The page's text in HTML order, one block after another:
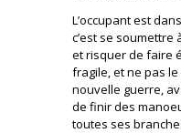
L’occupant est
c’est se soumettre
et risquer de faire
fragile, et ne pas
nouvelle guerre,
de finir des
toutes ses